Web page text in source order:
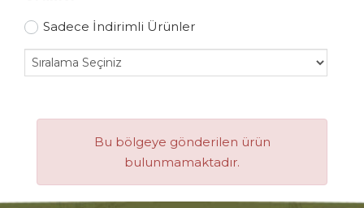
Sadece İndirimli Ürünler
Bu bölgeye gönderilen ürün
bulunmamaktadır.